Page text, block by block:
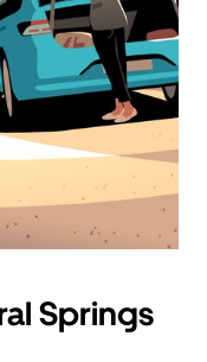
Springs